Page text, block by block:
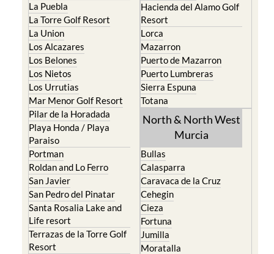
La Puebla
La Torre Golf Resort
La Union
Los Alcazares
Los Belones
Los Nietos
Los Urrutias
Mar Menor Golf Resort
Pilar de la Horadada
Playa Honda / Playa
Paraiso
Portman
Roldan and Lo Ferro
San Javier
San Pedro del Pinatar
Santa Rosalia Lake and
Life resort
Terrazas de la Torre Golf
Resort
Hacienda del Alamo Golf
Resort
Lorca
Mazarron
Puerto de Mazarron
Puerto Lumbreras
Sierra Espuna
Totana
North & North West
Murcia
Bullas
Calasparra
Caravaca de la Cruz
Cehegin
Cieza
Fortuna
Jumilla
Moratalla